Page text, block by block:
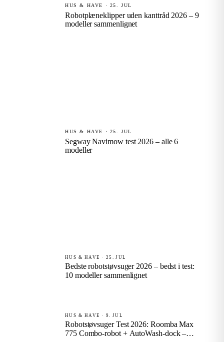
HUS & HAVE · 25. JUL
Robotplæneklipper uden kanttråd 2026 – 9
modeller sammenlignet
HUS & HAVE · 25. JUL
Segway Navimow test 2026 – alle 6
modeller
HUS & HAVE · 25. JUL
Bedste robotstøvsuger 2026 – bedst i test:
10 modeller sammenlignet
HUS & HAVE · 9. JUL
Robotstøvsuger Test 2026: Roomba Max
775 Combo-robot + AutoWash-dock –